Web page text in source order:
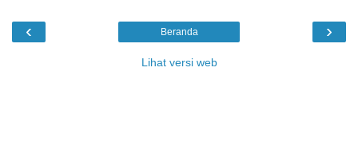
‹ ›
Beranda
Lihat versi web